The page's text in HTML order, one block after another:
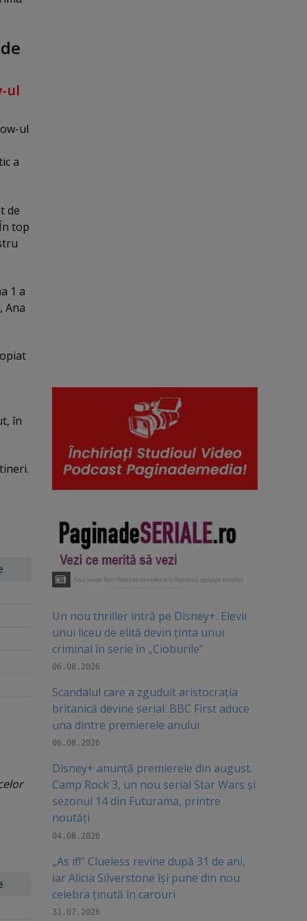
ul
ul
a
de
top
1 a
Ana
în
Un nou thriller intră pe Disney+. Elevii
unui liceu de elită devin ținta unui
criminal în serie în „Cioburile”
06.08.2026
Scandalul care a zguduit aristocrația
britanică devine serial. BBC First aduce
una dintre premierele anului
06.08.2026
Disney+ anunță premierele din august.
Camp Rock 3, un nou serial Star Wars și
sezonul 14 din Futurama, printre
noutăți
04.08.2026
„As if!” Clueless revine după 31 de ani,
iar Alicia Silverstone își pune din nou
celebra ținută în carouri
31.07.2026